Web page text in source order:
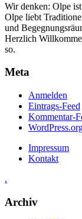
Wir denken: Olpe
Olpe liebt
und
Herzlich
so.
Meta
Anmelden
Eintrags-Feed
Kommentar-
Impressum
Kontakt
.
Archiv